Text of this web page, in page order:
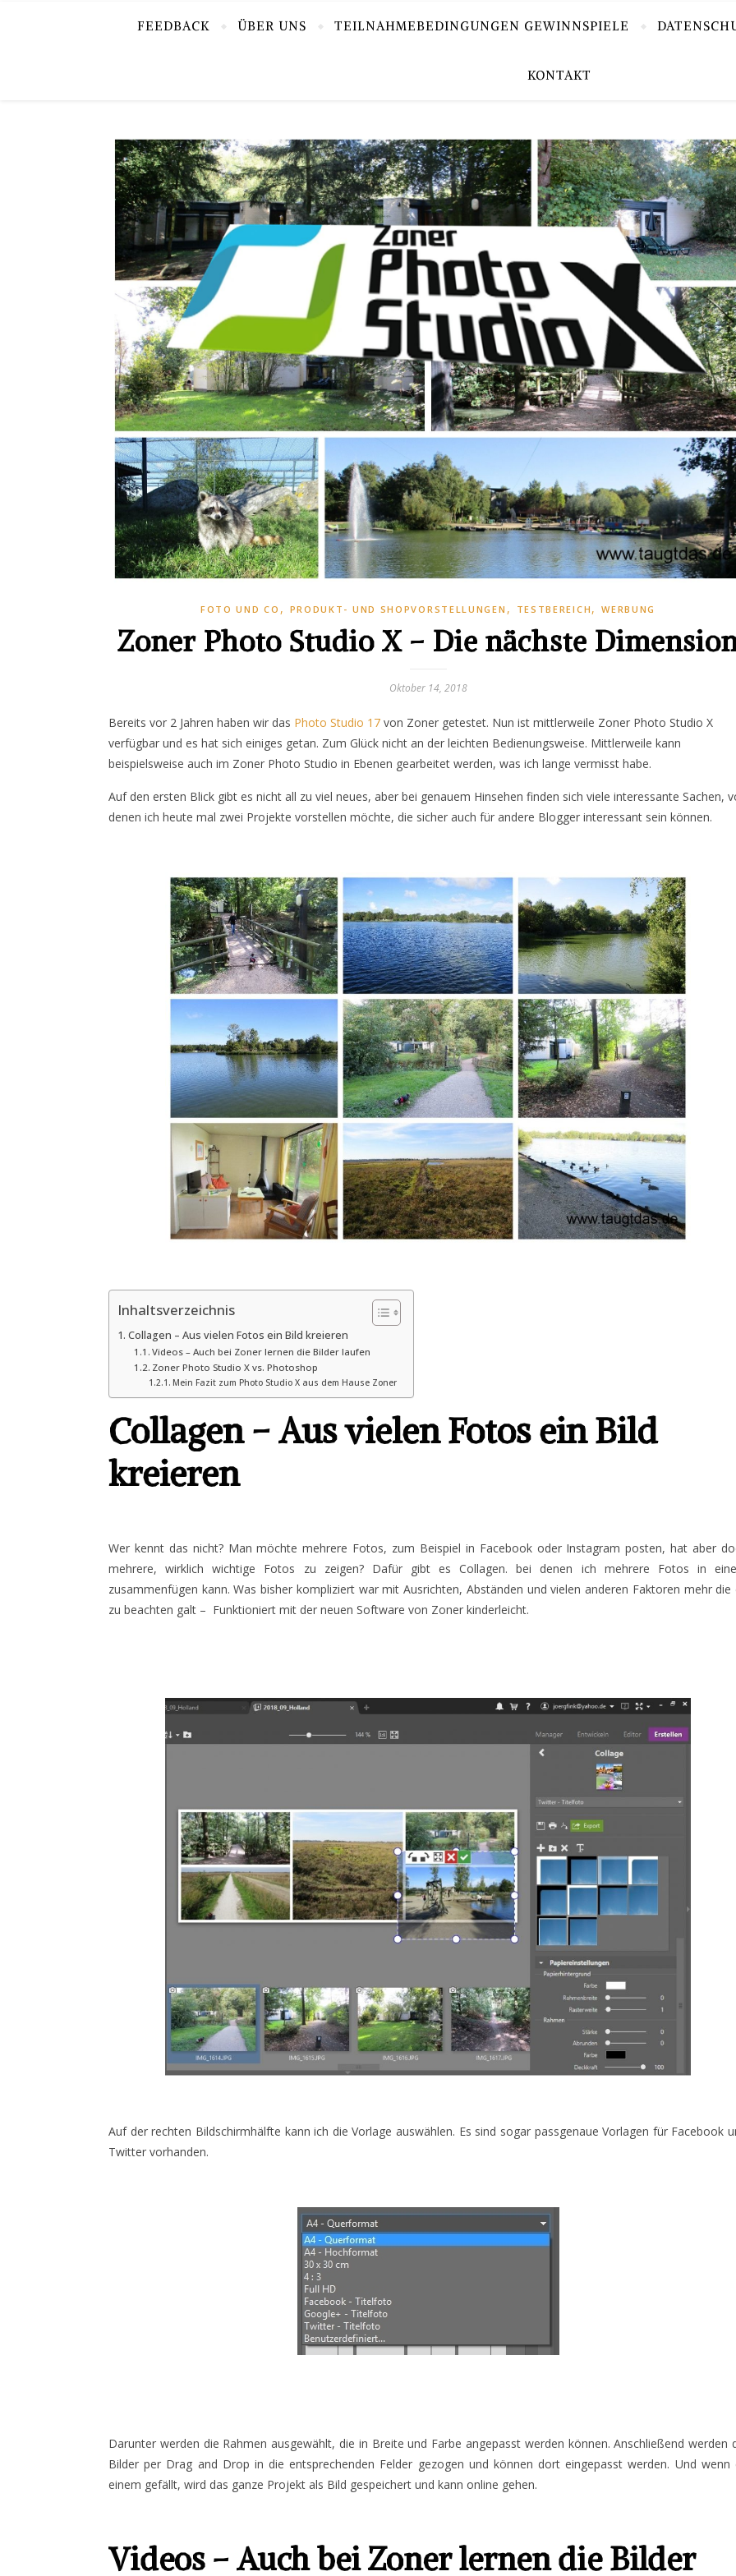
FEEDBACK ÜBER UNS TEILNAHMEBEDINGUNGEN GEWINNSPIELE
KONTAKT
FOTO UND CO , PRODUKT- UND SHOPVORSTELLUNGEN , TESTBEREICH ,WERBUNG
Zoner Photo Studio X – Die nächste
Oktober 14, 2018
Bereits vor 2 Jahren haben wir das Photo Studio 17 von Zoner getestet. Nun ist mittlerweile Zoner Photo Studio X
verfügbar und es hat sich einiges getan. Zum Glück nicht an der leichten Bedienungsweise. Mittlerweile kann
beispielsweise auch im Zoner Photo Studio in Ebenen gearbeitet werden, was ich lange vermisst habe.
Auf den ersten Blick gibt es nicht all zu viel neues, aber bei genauem Hinsehen finden sich viele interessante Sachen,
denen ich heute mal zwei Projekte vorstellen möchte, die sicher auch für andere Blogger interessant sein können.
Inhaltsverzeichnis
Collagen – Aus vielen Fotos ein Bild kreieren
Videos – Auch bei Zoner lernen die Bilder laufen
Zoner Photo Studio X vs. Photoshop
Mein Fazit zum Photo Studio X aus dem Hause Zoner
Collagen – Aus vielen Fotos ein Bild
kreieren
Wer kennt das nicht? Man möchte mehrere Fotos, zum Beispiel in Facebook oder Instagram posten, hat aber
mehrere, wirklich wichtige Fotos zu zeigen? Dafür gibt es Collagen. bei denen ich mehrere Fotos in
zusammenfügen kann. Was bisher kompliziert war mit Ausrichten, Abständen und vielen anderen Faktoren mehr die
zu beachten galt – Funktioniert mit der neuen Software von Zoner kinderleicht.
Auf der rechten Bildschirmhälfte kann ich die Vorlage auswählen. Es sind sogar passgenaue Vorlagen für Facebook
Twitter vorhanden.
Darunter werden die Rahmen ausgewählt, die in Breite und Farbe angepasst werden können. Anschließend werden
Bilder per Drag and Drop in die entsprechenden Felder gezogen und können dort eingepasst werden. Und wenn
einem gefällt, wird das ganze Projekt als Bild gespeichert und kann online gehen.
Videos – Auch bei Zoner lernen die Bilder